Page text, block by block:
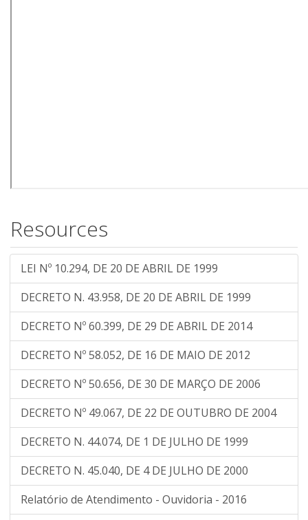
Resources
LEI Nº 10.294, DE 20 DE ABRIL DE 1999
DECRETO N. 43.958, DE 20 DE ABRIL DE 1999
DECRETO Nº 60.399, DE 29 DE ABRIL DE 2014
DECRETO Nº 58.052, DE 16 DE MAIO DE 2012
DECRETO Nº 50.656, DE 30 DE MARÇO DE 2006
DECRETO Nº 49.067, DE 22 DE OUTUBRO DE 2004
DECRETO N. 44.074, DE 1 DE JULHO DE 1999
DECRETO N. 45.040, DE 4 DE JULHO DE 2000
Relatório de Atendimento - Ouvidoria - 2016